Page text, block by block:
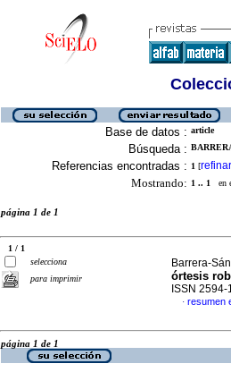
Base de datos : article
Búsqueda :
Referencias encontradas : 1 [refinar
Mostrando: 1 .. 1 en
página 1 de 1
1 / 1
selecciona
para imprimir
Barrera-
órtesis
ISSN 2594-
· resumen
página 1 de 1